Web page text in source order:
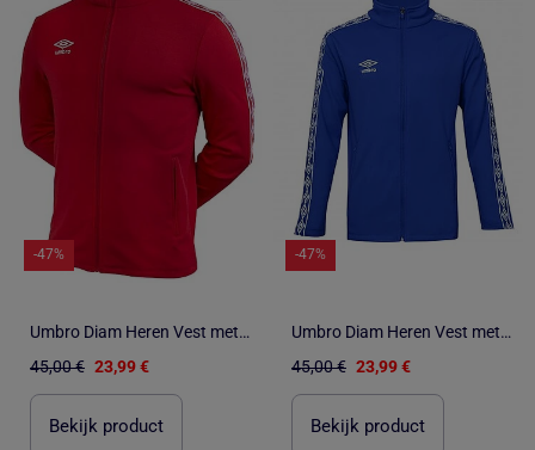
-47%
Umbro Diam Heren Vest met Rits - Blauw 647770
45,00 € 23,99 €
Bekijk product
-47%
Umbro Diam Heren Vest met Rits - Blauw 647770
45,00 € 23,99 €
Bekijk product